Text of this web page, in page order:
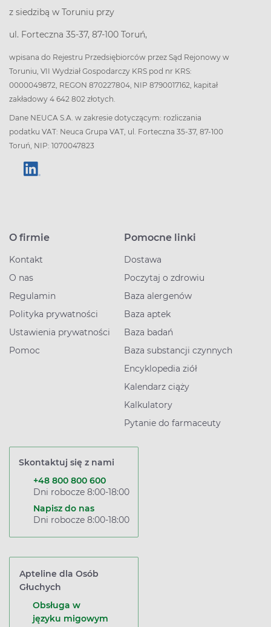
z siedzibą w Toruniu przy
ul. Forteczna 35-37, 87-100 Toruń,
wpisana do Rejestru Przedsiębiorców przez Sąd Rejonowy w
Toruniu, VII Wydział Gospodarczy KRS pod nr KRS:
0000049872, REGON 870227804, NIP 8790017162, kapitał
zakładowy 4 642 802 złotych.
Dane NEUCA S.A. w zakresie dotyczącym: rozliczania
podatku VAT: Neuca Grupa VAT, ul. Forteczna 35-37, 87-100
Toruń, NIP: 1070047823
O firmie
Kontakt
O nas
Regulamin
Polityka prywatności
Ustawienia prywatności
Pomoc
Pomocne linki
Dostawa
Poczytaj o zdrowiu
Baza alergenów
Baza aptek
Baza badań
Baza substancji czynnych
Encyklopedia ziół
Kalendarz ciąży
Kalkulatory
Pytanie do farmaceuty
Skontaktuj się z nami
+48 800 800 600
Dni robocze 8:00-18:00
Napisz do nas
Dni robocze 8:00-18:00
Apteline dla Osób
Głuchych
Obsługa w
języku migowym